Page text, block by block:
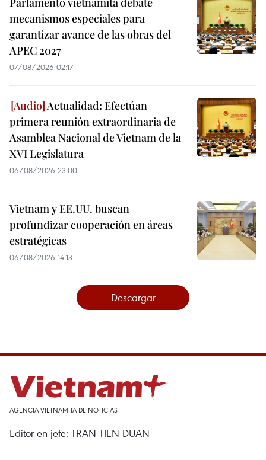
mecanismos especiales para
garantizar avance de las obras del
APEC 2027
07/08/2026 02:17
Actualidad: Efectúan
primera reunión extraordinaria de
Asamblea Nacional de Vietnam de la
XVI Legislatura
06/08/2026 23:00
Vietnam y EE.UU. buscan
profundizar cooperación en áreas
estratégicas
06/08/2026 14:13
Descargar
AGENCIA VIETNAMITA DE NOTICIAS
Editor en jefe: TRAN TIEN DUAN